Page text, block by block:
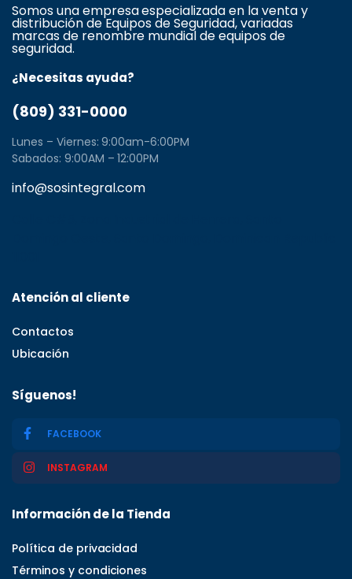
Somos una empresa especializada en la venta y
distribución de Equipos de Seguridad, variadas
marcas de renombre mundial de equipos de
seguridad.
¿Necesitas ayuda?
(809) 331-0000
Lunes – Viernes: 9:00am-6:00PM
Sabados: 9:00AM – 12:00PM
info@sosintegral.com
Atención al cliente
Contactos
Ubicación
Síguenos!
FACEBOOK
INSTAGRAM
Información de la Tienda
Política de privacidad
Términos y condiciones